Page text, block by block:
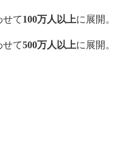
て100万人以上に展開。
て500万人以上に展開。